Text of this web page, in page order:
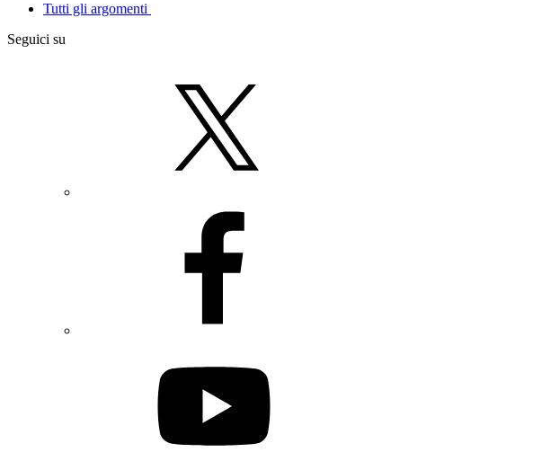
Tutti gli argomenti
Seguici su